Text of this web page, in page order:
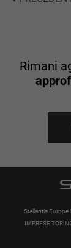
Rimani
Stellantis Europe
IMPRESE